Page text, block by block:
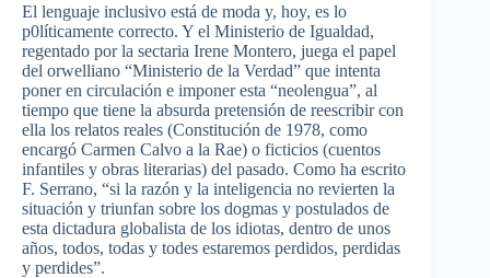
El lenguaje inclusivo está de moda y, hoy, es lo
p0líticamente correcto. Y el Ministerio de Igualdad,
regentado por la sectaria Irene Montero, juega el papel
del orwelliano “Ministerio de la Verdad” que intenta
poner en circulación e imponer esta “neolengua”, al
tiempo que tiene la absurda pretensión de reescribir con
ella los relatos reales (Constitución de 1978, como
encargó Carmen Calvo a la Rae) o ficticios (cuentos
infantiles y obras literarias) del pasado. Como ha escrito
F. Serrano, “si la razón y la inteligencia no revierten la
situación y triunfan sobre los dogmas y postulados de
esta dictadura globalista de los idiotas, dentro de unos
años, todos, todas y todes estaremos perdidos, perdidas
y perdides”.